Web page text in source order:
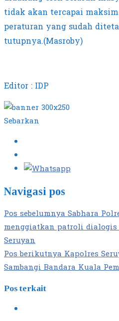
tidak akan tercapai
peraturan yang sudah
tutupnya.(Masroby)
Editor : IDP
Sebarkan
Navigasi pos
Pos sebelumnyaSabhara
menggiatkan patroli
Seruyan
Pos berikutnyaKapolres
Sambangi Bandara Kuala
Pos terkait